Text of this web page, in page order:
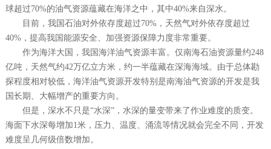
球超过70%的油气资源蕴藏在海洋之中，其中40%来自深水。
目前，我国石油对外依存度超过70%，天然气对外依存度超过
40%，提高我国能源安全、加强资源保障力度非常重要。
作为海洋大国，我国海洋油气资源丰富。仅南海石油资源量约248
亿吨，天然气约42万亿立方米，约一半蕴藏在深海海域。由于总体勘
探程度相对较低，海洋油气资源开发特别是南海油气资源的开发是我
国长期、大幅增产的重要方向。
但是，深水不只是“水深”，水深的量变带来了作业难度的质变。
海面下水深每增加1米，压力、温度、涌流等情况就会完全不同，开发
难度呈几何级倍数增加。